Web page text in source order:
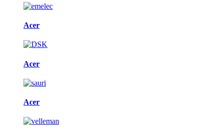
Acer
Acer
Acer